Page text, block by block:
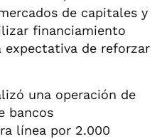
de capitales y
financiamiento
expectativa de reforzar
una operación de
bancos
línea por 2.000